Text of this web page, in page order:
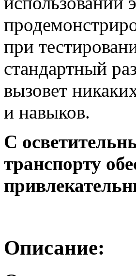
при
стандартный
вызовет
и навыков.
С
транспорту
Описание: